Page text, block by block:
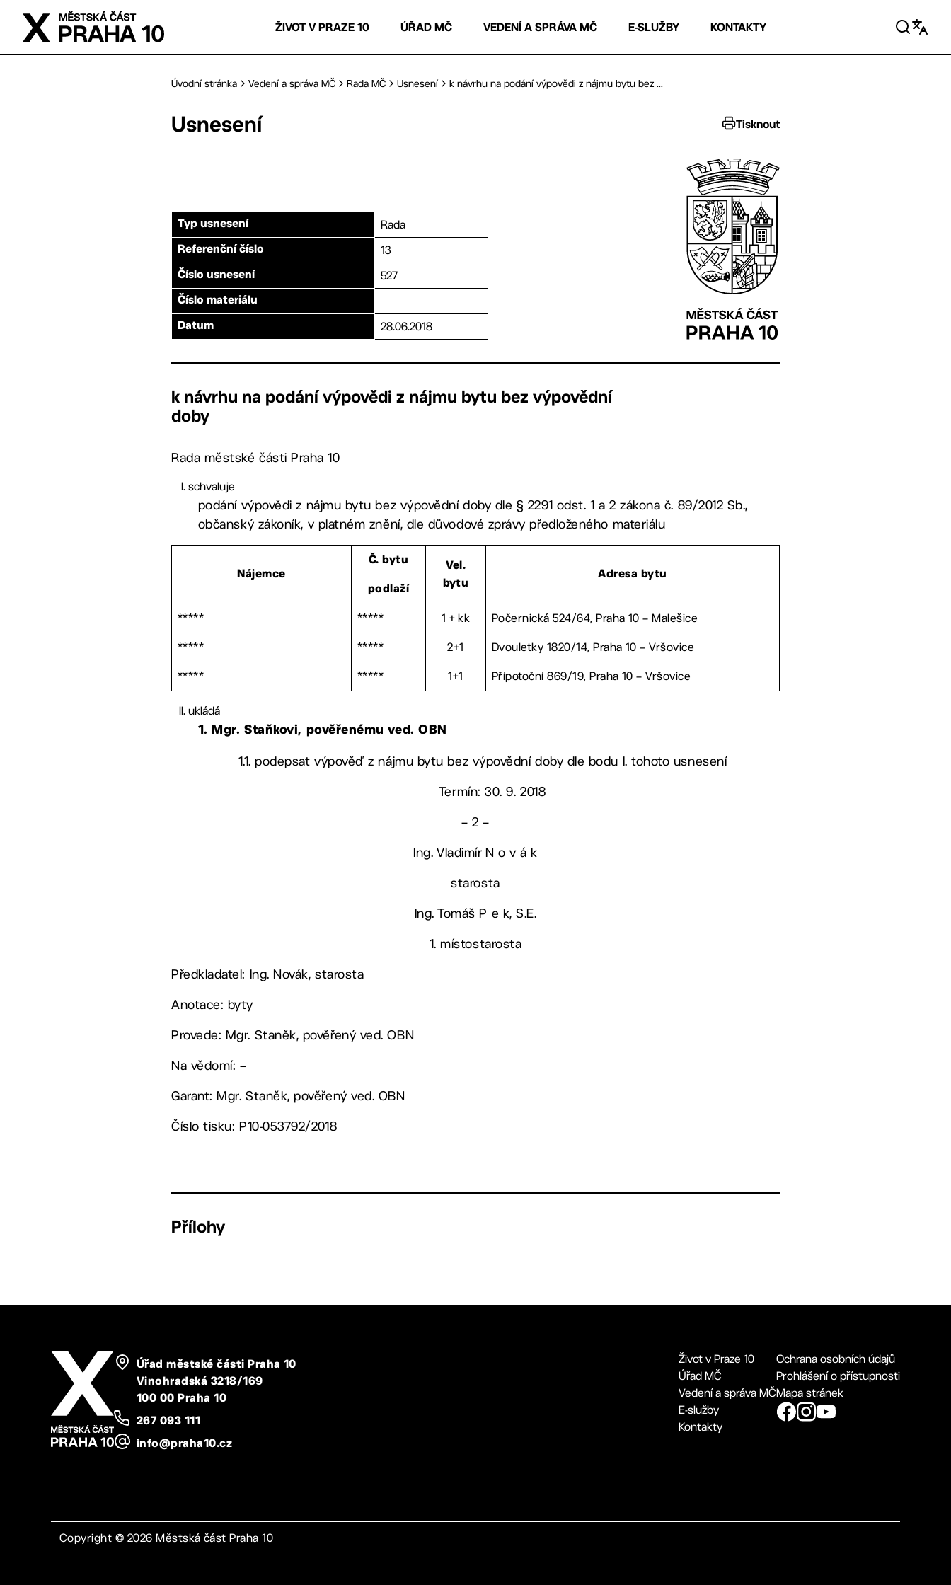
Přejít na hlavní obsah
ŽIVOT V PRAZE 10 ÚŘAD MČ VEDENÍ A SPRÁVA MČ E-SLUŽBY KONTAKTY
Úvodní stránka Vedení a správa MČ Rada MČ Usnesení k návrhu na podání výpovědi z nájmu bytu bez ...
Usnesení Tisknout
Typ usnesení Rada
Referenční číslo 13
Číslo usnesení 527
Číslo materiálu
Datum 28.06.2018
k návrhu na podání výpovědi z nájmu bytu bez výpovědní
doby
Rada městské části Praha 10
schvaluje
podání výpovědi z nájmu bytu bez výpovědní doby dle § 2291 odst. 1 a 2 zákona č. 89/2012 Sb.,
občanský zákoník, v platném znění, dle důvodové zprávy předloženého materiálu
Nájemce
Č. bytu
podlaží
Vel.
bytu
Adresa bytu
***** ***** 1 + kk Počernická 524/64, Praha 10 – Malešice
***** ***** 2+1 Dvouletky 1820/14, Praha 10 – Vršovice
***** ***** 1+1 Přípotoční 869/19, Praha 10 – Vršovice
ukládá
1. Mgr. Staňkovi, pověřenému ved. OBN
1.1. podepsat výpověď z nájmu bytu bez výpovědní doby dle bodu I. tohoto usnesení
Termín: 30. 9. 2018
– 2 –
Ing. Vladimír N o v á k
starosta
Ing. Tomáš P e k, S.E.
1. místostarosta
Předkladatel: Ing. Novák, starosta
Anotace: byty
Provede: Mgr. Staněk, pověřený ved. OBN
Na vědomí: –
Garant: Mgr. Staněk, pověřený ved. OBN
Číslo tisku: P10-053792/2018
Přílohy
Úřad městské části Praha 10
Vinohradská 3218/169
100 00 Praha 10
267 093 111
info@praha10.cz
Život v Praze 10
Úřad MČ
Vedení a správa MČ
E-služby
Kontakty
Ochrana osobních údajů
Prohlášení o přístupnosti
Mapa stránek
Copyright © 2026 Městská část Praha 10